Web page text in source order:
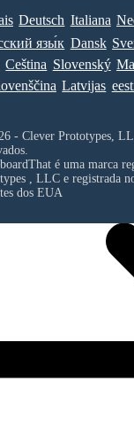
Deutsch Italiana
язы́к Dansk
Ceština Slovenský
Latvijas
- Clever Prototypes,
é uma marca
, LLCe registrada
dos EUA